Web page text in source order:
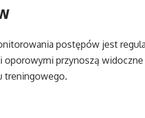
postępów jest
przynoszą
treningowego.